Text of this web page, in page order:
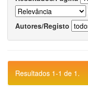
Autores/Registo
Resultados 1-1 de 1.